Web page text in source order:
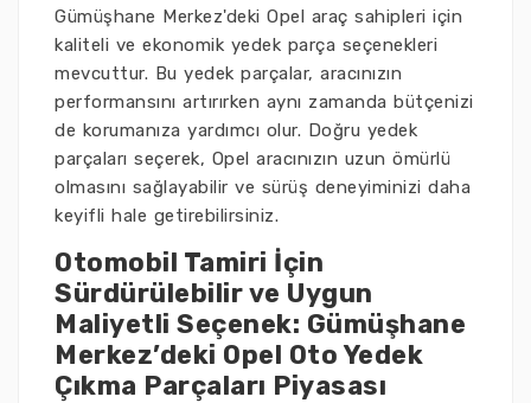
Gümüşhane Merkez'deki Opel araç sahipleri için
kaliteli ve ekonomik yedek parça seçenekleri
mevcuttur. Bu yedek parçalar, aracınızın
performansını artırırken aynı zamanda bütçenizi
de korumanıza yardımcı olur. Doğru yedek
parçaları seçerek, Opel aracınızın uzun ömürlü
olmasını sağlayabilir ve sürüş deneyiminizi daha
keyifli hale getirebilirsiniz.
Otomobil Tamiri İçin
Sürdürülebilir ve Uygun
Maliyetli Seçenek: Gümüşhane
Merkez’deki Opel Oto Yedek
Çıkma Parçaları Piyasası